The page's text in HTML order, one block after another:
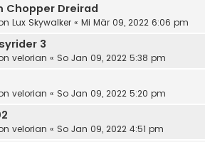
Chopper Dreirad
Lux Skywalker « Mi Mär 09, 2022 6:06 pm
3
velorian « So Jan 09, 2022 5:38 pm
velorian « So Jan 09, 2022 5:20 pm
velorian « So Jan 09, 2022 4:51 pm